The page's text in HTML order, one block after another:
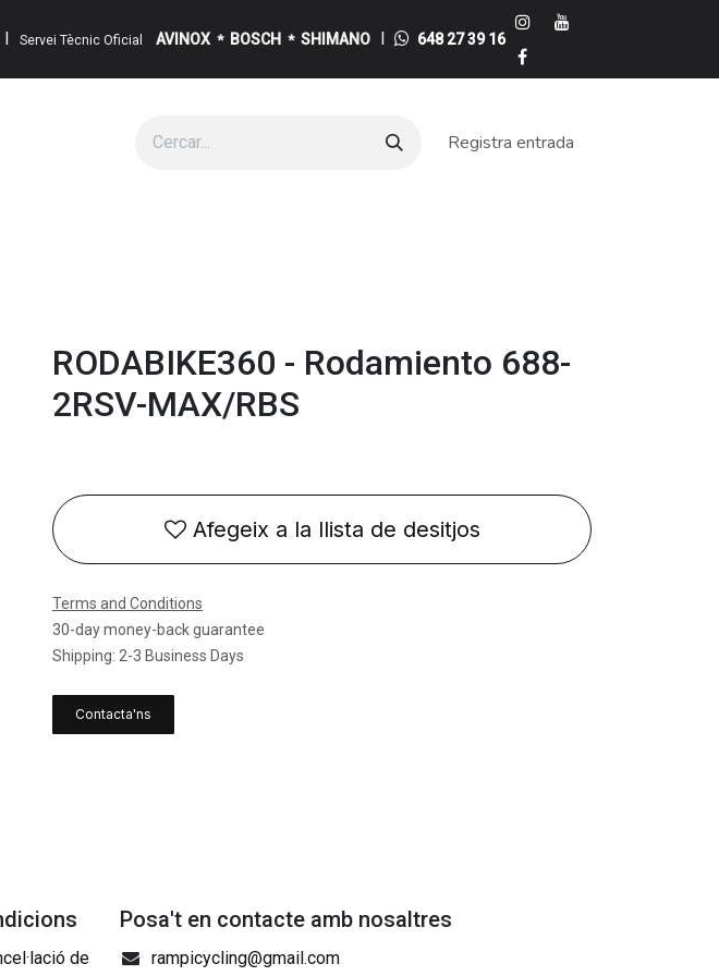
I Servei Tècnic Oficial AVINOX * BOSCH * SHIMANO I 648 27 39 16
Registra entrada
RODABIKE360 - Rodamiento 688-
2RSV-MAX/RBS
Afegeix a la llista de desitjos
Terms and Conditions
30-day money-back guarantee
Shipping: 2-3 Business Days
Contacta'ns
de
Posa't en contacte amb nosaltres
rampicycling@gmail.com